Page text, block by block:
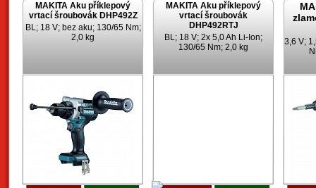
MAKITA Aku příklepový
vrtací šroubovák DHP492Z
BL; 18 V; bez aku; 130/65 Nm;
2,0 kg
MAKITA Aku příklepový
vrtací šroubovák
DHP492RTJ
BL; 18 V; 2x 5,0 Ah Li-Ion;
130/65 Nm; 2,0 kg
3,6 V;